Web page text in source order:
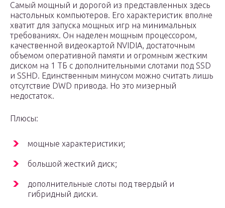
Самый мощный и дорогой из представленных здесь
настольных компьютеров. Его характеристик вполне
хватит для запуска мощных игр на минимальных
требованиях. Он наделен мощным процессором,
качественной видеокартой NVIDIA, достаточным
объемом оперативной памяти и огромным жестким
диском на 1 ТБ с дополнительными слотами под SSD
и SSHD. Единственным минусом можно считать лишь
отсутствие DWD привода. Но это мизерный
недостаток.
Плюсы:
мощные характеристики;
большой жесткий диск;
дополнительные слоты под твердый и
гибридный диски.